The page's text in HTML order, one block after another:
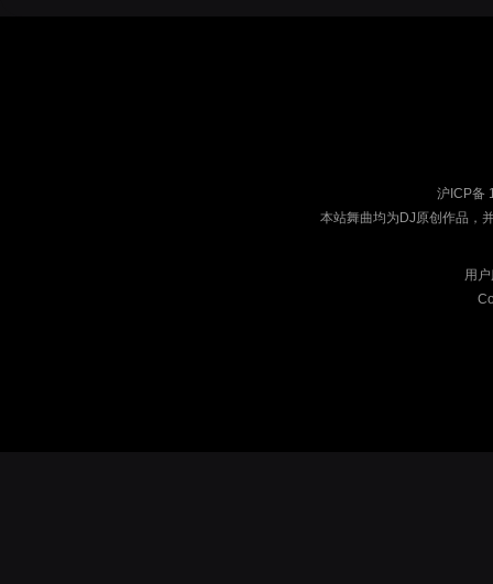
沪ICP备
本站舞曲均为DJ原创作品，
用